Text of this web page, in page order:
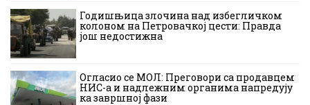
Годишњица злочина над избегличком
колоном на Петровачкој цести: Правда
још недостижна
Огласио се МОЛ: Преговори са продавцем
НИС-а и надлежним органима напредују
ка завршној фази